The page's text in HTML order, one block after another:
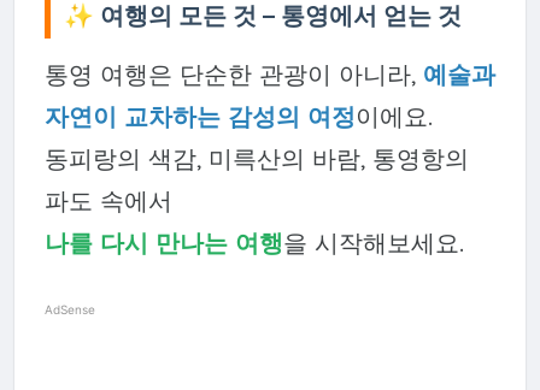
✨ 여행의 모든 것 – 통영에서 얻는 것
통영 여행은 단순한 관광이 아니라, 예술과
자연이 교차하는 감성의 여정이에요.
동피랑의 색감, 미륵산의 바람, 통영항의
파도 속에서
나를 다시 만나는 여행을 시작해보세요.
AdSense